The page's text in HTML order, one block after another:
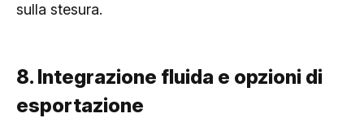
sulla stesura.
8. Integrazione fluida e opzioni di
esportazione